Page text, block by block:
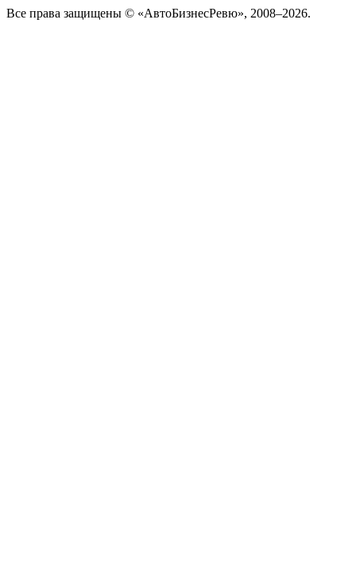
Все права защищены © «АвтоБизнесРевю», 2008–2026.